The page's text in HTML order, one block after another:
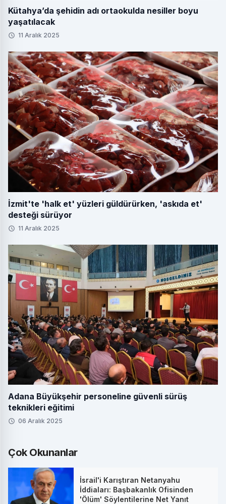
Kütahya’da şehidin adı ortaokulda nesiller boyu
yaşatılacak
11 Aralık 2025
İzmit'te 'halk et' yüzleri güldürürken, 'askıda et'
desteği sürüyor
11 Aralık 2025
Adana Büyükşehir personeline güvenli sürüş
teknikleri eğitimi
06 Aralık 2025
Çok Okunanlar
İsrail'i Karıştıran Netanyahu
İddiaları: Başbakanlık Ofisinden
'Ölüm' Söylentilerine Net Yanıt